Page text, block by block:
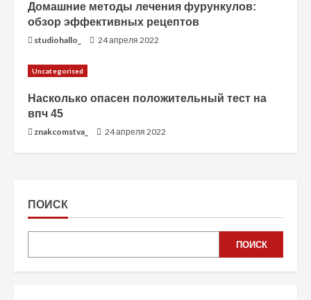
Домашние методы лечения фурункулов:
обзор эффективных рецептов
studiohallo_ 24 апреля 2022
Uncategorised
Насколько опасен положительный тест на
впч 45
znakcomstva_ 24 апреля 2022
ПОИСК
ПОИСК